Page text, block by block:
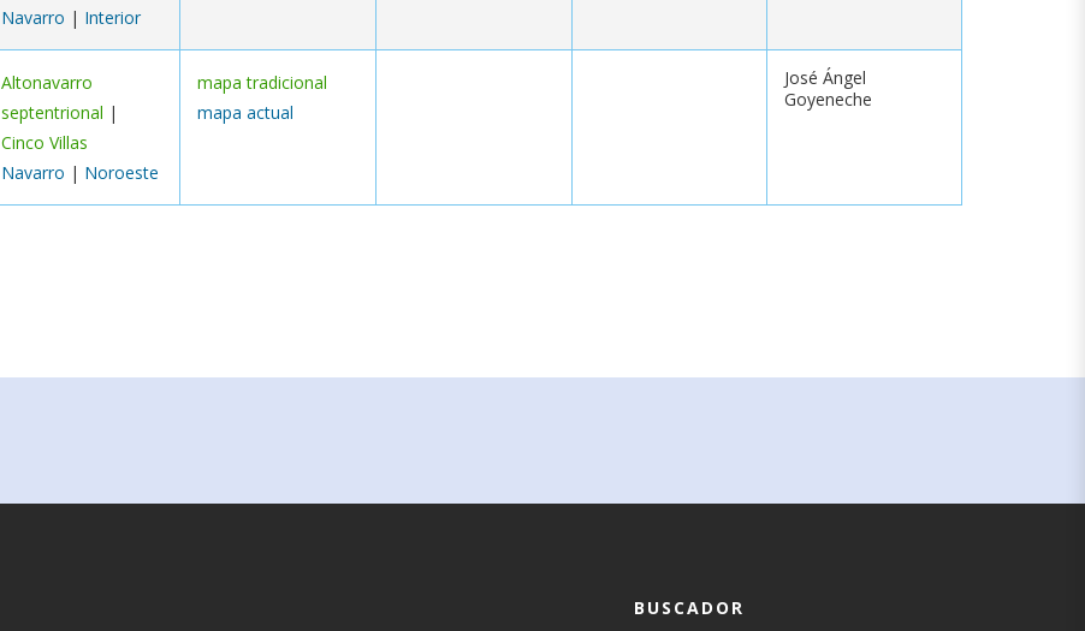
Navarro | Interior
Altonavarro
septentrional |
Cinco Villas
Navarro | Noroeste
mapa tradicional
mapa actual
José Ángel
Goyeneche
BUSCADOR